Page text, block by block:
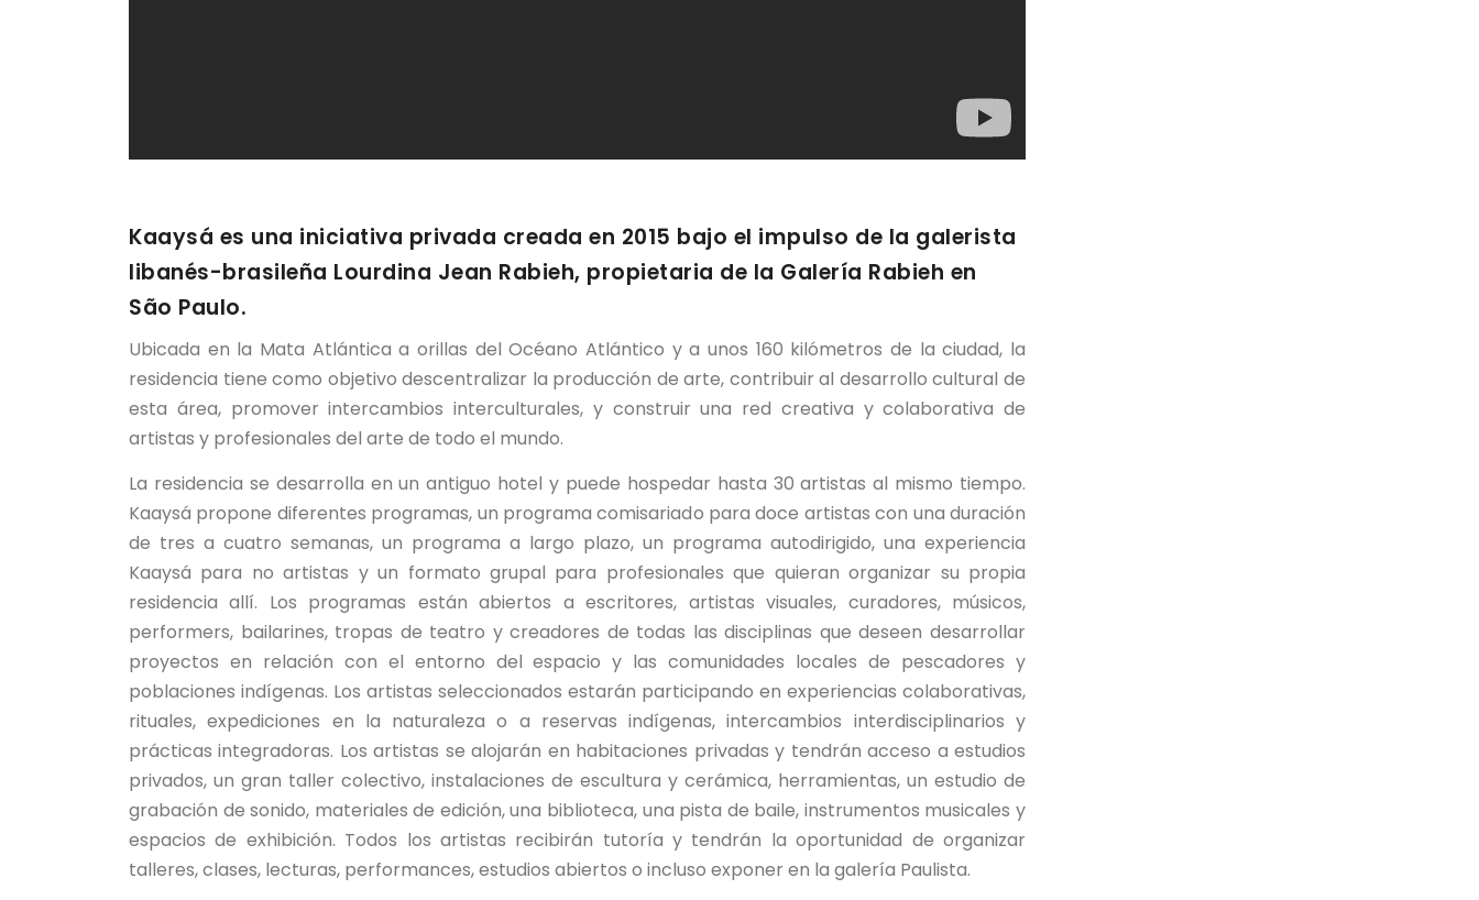
Kaaysá es una iniciativa privada creada en 2015 bajo el impulso de la galerista
libanés-brasileña Lourdina Jean Rabieh, propietaria de la Galería Rabieh en
São Paulo.
Ubicada en la Mata Atlántica a orillas del Océano Atlántico y a unos 160 kilómetros de la ciudad, la
residencia tiene como objetivo descentralizar la producción de arte, contribuir al desarrollo cultural de
esta área, promover intercambios interculturales, y construir una red creativa y colaborativa de
artistas y profesionales del arte de todo el mundo.
La residencia se desarrolla en un antiguo hotel y puede hospedar hasta 30 artistas al mismo tiempo.
Kaaysá propone diferentes programas, un programa comisariado para doce artistas con una duración
de tres a cuatro semanas, un programa a largo plazo, un programa autodirigido, una experiencia
Kaaysá para no artistas y un formato grupal para profesionales que quieran organizar su propia
residencia allí. Los programas están abiertos a escritores, artistas visuales, curadores, músicos,
performers, bailarines, tropas de teatro y creadores de todas las disciplinas que deseen desarrollar
proyectos en relación con el entorno del espacio y las comunidades locales de pescadores y
poblaciones indígenas. Los artistas seleccionados estarán participando en experiencias colaborativas,
rituales, expediciones en la naturaleza o a reservas indígenas, intercambios interdisciplinarios y
prácticas integradoras. Los artistas se alojarán en habitaciones privadas y tendrán acceso a estudios
privados, un gran taller colectivo, instalaciones de escultura y cerámica, herramientas, un estudio de
grabación de sonido, materiales de edición, una biblioteca, una pista de baile, instrumentos musicales y
espacios de exhibición. Todos los artistas recibirán tutoría y tendrán la oportunidad de organizar
talleres, clases, lecturas, performances, estudios abiertos o incluso exponer en la galería Paulista.